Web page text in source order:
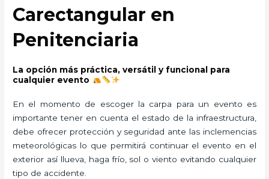
Carectangular en
Penitenciaria
La opción más práctica, versátil y funcional para
cualquier evento
En el momento de escoger la carpa para un evento es
importante tener en cuenta el estado de la infraestructura,
debe ofrecer protección y seguridad ante las inclemencias
meteorológicas lo que permitirá continuar el evento en el
exterior así llueva, haga frío, sol o viento evitando cualquier
tipo de accidente.